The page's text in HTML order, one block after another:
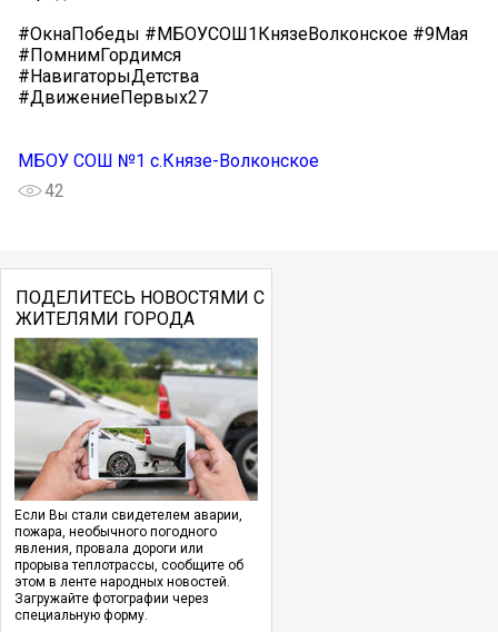
#ОкнаПобеды #МБОУСОШ1КнязеВолконское #9Мая
#ПомнимГордимся
#НавигаторыДетства
#ДвижениеПервых27
МБОУ СОШ №1 с.Князе-Волконское
42
ПОДЕЛИТЕСЬ НОВОСТЯМИ С
ЖИТЕЛЯМИ ГОРОДА
Если Вы стали свидетелем аварии,
пожара, необычного погодного
явления, провала дороги или
прорыва теплотрассы, сообщите об
этом в ленте народных новостей.
Загружайте фотографии через
специальную форму.